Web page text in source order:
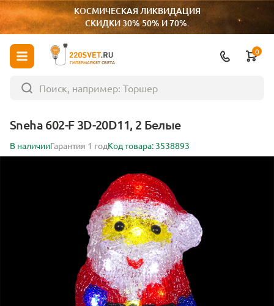
КОСМИЧЕСКАЯ ЛИКВИДАЦИЯ
СКИДКИ 30% 50% И 70%.
ГИПЕРМАРКЕТ СВЕТА
0
Sneha 602-F 3D-20D11, 2 Белые
В наличииГарантия 1 годКод товара: 3538893